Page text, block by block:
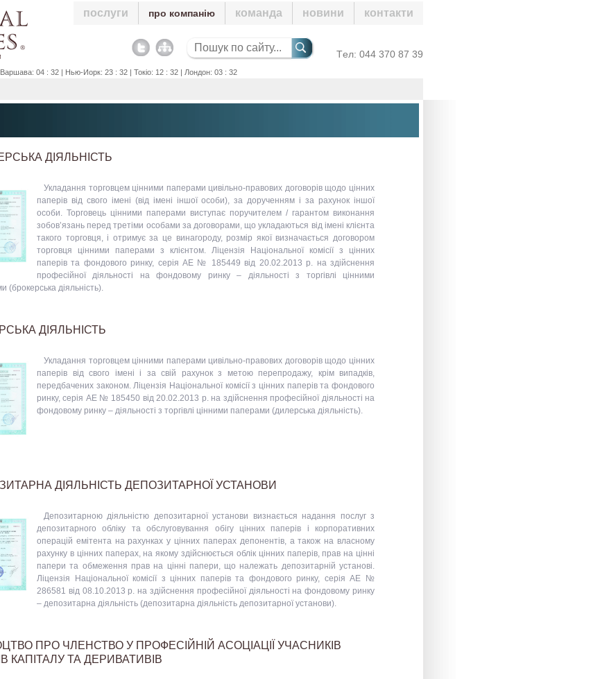
Варшава: 04 : 32 | Нью-Йорк: 23 : 32 | Токіо: 12 : 32 | Лондон: 03 : 32
послуги про компанію команда новини контакти
Tел: 044 370 87 39
ДІЯЛЬНІСТЬ
Укладання торговцем цінними паперами цивільно-правових договорів щодо цінних
паперів від свого імені (від імені іншої особи), за дорученням і за рахунок іншої
особи. Торговець цінними паперами виступає поручителем / гарантом виконання
зобов’язань перед третіми особами за договорами, що укладаються від імені клієнта
такого торговця, і отримує за це винагороду, розмір якої визначається договором
торговця цінними паперами з клієнтом. Ліцензія Національної комісії з цінних
паперів та фондового ринку, серія АЕ № 185449 від 20.02.2013 р. на здійснення
професійної діяльності на фондовому ринку – діяльності з торгівлі цінними
(брокерська діяльність).
ДІЯЛЬНІСТЬ
Укладання торговцем цінними паперами цивільно-правових договорів щодо цінних
паперів від свого імені і за свій рахунок з метою перепродажу, крім випадків,
передбачених законом. Ліцензія Національної комісії з цінних паперів та фондового
ринку, серія АЕ № 185450 від 20.02.2013 р. на здійснення професійної діяльності на
фондовому ринку – діяльності з торгівлі цінними паперами (дилерська діяльність).
ДІЯЛЬНІСТЬ ДЕПОЗИТАРНОЇ УСТАНОВИ
Депозитарною діяльністю депозитарної установи визнається надання послуг з
депозитарного обліку та обслуговування обігу цінних паперів і корпоративних
операцій емітента на рахунках у цінних паперах депонентів, а також на власному
рахунку в цінних паперах, на якому здійснюється облік цінних паперів, прав на цінні
папери та обмеження прав на цінні папери, що належать депозитарній установі.
Ліцензія Національної комісії з цінних паперів та фондового ринку, серія АЕ №
286581 від 08.10.2013 р. на здійснення професійної діяльності на фондовому ринку
– депозитарна діяльність (депозитарна діяльність депозитарної установи).
ПРО ЧЛЕНСТВО У ПРОФЕСІЙНІЙ АСОЦІАЦІЇ УЧАСНИКІВ
КАПІТАЛУ ТА ДЕРИВАТИВІВ